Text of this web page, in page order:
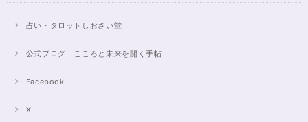
占い・タロットしおさい堂
公式ブログ こころと未来を開く手帖
Facebook
X